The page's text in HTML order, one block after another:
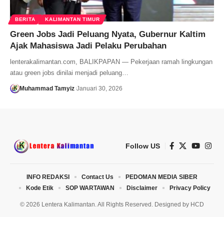
BERITA KALIMANTAN TIMUR
Green Jobs Jadi Peluang Nyata, Gubernur Kaltim
Ajak Mahasiswa Jadi Pelaku Perubahan
lenterakalimantan.com, BALIKPAPAN — Pekerjaan ramah lingkungan
atau green jobs dinilai menjadi peluang…
Muhammad Tamyiz Januari 30, 2026
Follow US
© 2026 Lentera Kalimantan. All Rights Reserved. Designed by HCD
INFO REDAKSI Contact Us
PEDOMAN MEDIA SIBER
Kode Etik
SOP WARTAWAN Disclaimer Privacy Policy